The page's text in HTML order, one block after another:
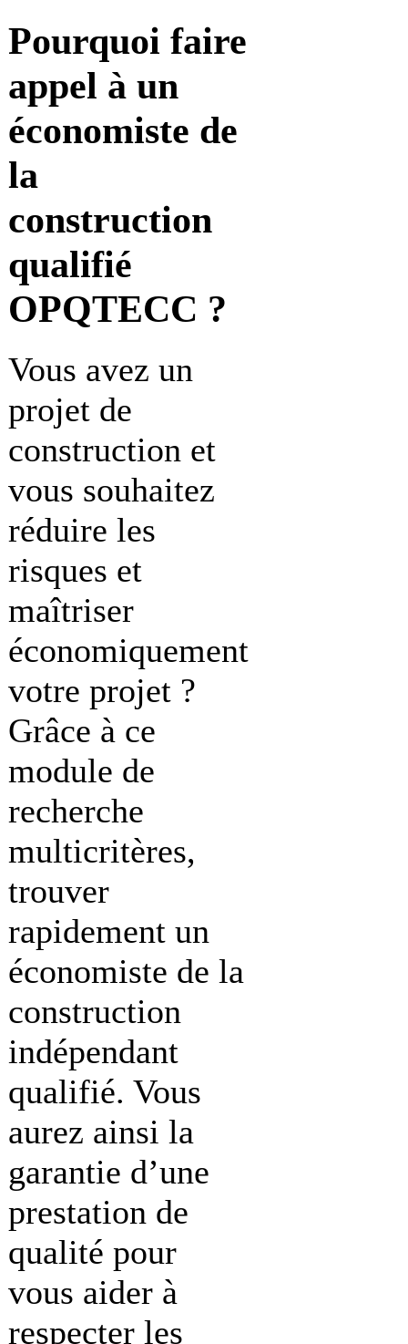
Pourquoi faire
appel à un
économiste de
la
construction
qualifié
OPQTECC ?
Vous avez un
projet de
construction et
vous souhaitez
réduire les
risques et
maîtriser
économiquement
votre projet ?
Grâce à ce
module de
recherche
multicritères,
trouver
rapidement un
économiste de la
construction
indépendant
qualifié. Vous
aurez ainsi la
garantie d’une
prestation de
qualité pour
vous aider à
respecter les